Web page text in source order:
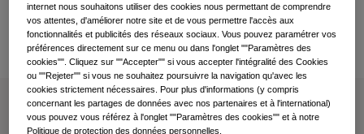
En juin 2017, Actelion a rejoint les compagnies
internet nous souhaitons utiliser des cookies nous permettant de comprendre
vos attentes, d'améliorer notre site et de vous permettre l'accès aux
fonctionnalités et publicités des réseaux sociaux. Vous pouvez paramétrer vos
préférences directement sur ce menu ou dans l'onglet ""Paramètres des
cookies"". Cliquez sur ""Accepter"" si vous accepter l'intégralité des Cookies
ou ""Rejeter"" si vous ne souhaitez poursuivre la navigation qu'avec les
cookies strictement nécessaires. Pour plus d'informations (y compris
concernant les partages de données avec nos partenaires et à l'international)
vous pouvez vous référez à l'onglet ""Paramètres des cookies"" et à notre
Politique de protection des données personnelles.